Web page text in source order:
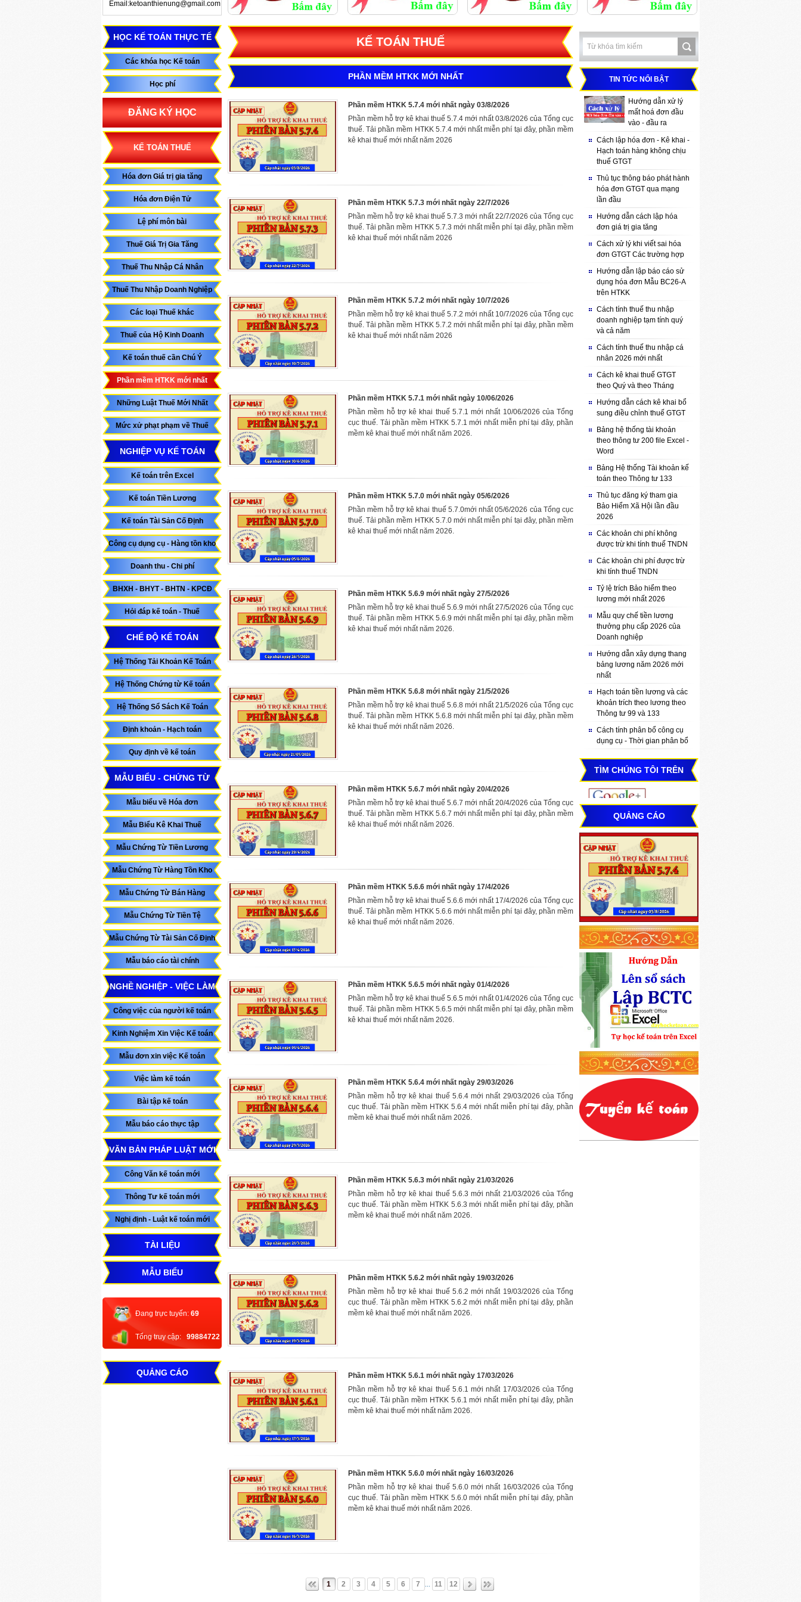
Email:ketoanthienung@gmail.com
HỌC KẾ TOÁN THỰC TẾ
Các khóa học Kế toán
Học phí
ĐĂNG KÝ HỌC
KẾ TOÁN THUẾ
Hóa đơn Giá trị gia tăng
Hóa đơn Điện Tử
Lệ phí môn bài
Thuế Giá Trị Gia Tăng
Thuế Thu Nhập Cá Nhân
Thuế Thu Nhập Doanh Nghiệp
Các loại Thuế khác
Thuế của Hộ Kinh Doanh
Kế toán thuế cần Chú Ý
Phần mềm HTKK mới nhất
Những Luật Thuế Mới Nhất
Mức xử phạt phạm về Thuế
NGHIỆP VỤ KẾ TOÁN
Kế toán trên Excel
Kế toán Tiền Lương
Kế toán Tài Sản Cố Định
Công cụ dụng cụ - Hàng tồn kho
Doanh thu - Chi phí
BHXH - BHYT - BHTN - KPCĐ
Hỏi đáp kế toán - Thuế
CHẾ ĐỘ KẾ TOÁN
Hệ Thống Tải Khoản Kế Toán
Hệ Thống Chứng từ Kế toán
Hệ Thống Sổ Sách Kế Toán
Định khoản - Hạch toán
Quy định về kế toán
MẪU BIỂU - CHỨNG TỪ
Mẫu biểu về Hóa đơn
Mẫu Biểu Kê Khai Thuế
Mẫu Chứng Từ Tiền Lương
Mẫu Chứng Từ Hàng Tồn Kho
Mẫu Chứng Từ Bán Hàng
Mẫu Chứng Từ Tiền Tệ
Mẫu Chứng Từ Tài Sản Cố Định
Mẫu báo cáo tài chính
NGHỀ NGHIỆP - VIỆC LÀM
Công việc của người kế toán
Kinh Nghiệm Xin Việc Kế toán
Mẫu đơn xin việc Kế toán
Việc làm kế toán
Bài tập kế toán
Mẫu báo cáo thực tập
VĂN BẢN PHÁP LUẬT MỚI
Công Văn kế toán mới
Thông Tư kế toán mới
Nghị định - Luật kế toán mới
TÀI LIỆU
MẪU BIỂU
Đang trực tuyến: 69
Tổng truy cập: 99884722
QUẢNG CÁO
KẾ TOÁN THUẾ
PHẦN MỀM HTKK MỚI NHẤT
Phần mềm HTKK 5.7.4 mới nhất ngày 03/8/2026
Phần mềm hỗ trợ kê khai thuế 5.7.4 mới nhất 03/8/2026 của Tổng cục
thuế. Tải phần mềm HTKK 5.7.4 mới nhất miễn phí tại đây, phần mềm
kê khai thuế mới nhất năm 2026
Phần mềm HTKK 5.7.3 mới nhất ngày 22/7/2026
Phần mềm hỗ trợ kê khai thuế 5.7.3 mới nhất 22/7/2026 của Tổng cục
thuế. Tải phần mềm HTKK 5.7.3 mới nhất miễn phí tại đây, phần mềm
kê khai thuế mới nhất năm 2026
Phần mềm HTKK 5.7.2 mới nhất ngày 10/7/2026
Phần mềm hỗ trợ kê khai thuế 5.7.2 mới nhất 10/7/2026 của Tổng cục
thuế. Tải phần mềm HTKK 5.7.2 mới nhất miễn phí tại đây, phần mềm
kê khai thuế mới nhất năm 2026
Phần mềm HTKK 5.7.1 mới nhất ngày 10/06/2026
Phần mềm hỗ trợ kê khai thuế 5.7.1 mới nhất 10/06/2026 của Tổng
cục thuế. Tải phần mềm HTKK 5.7.1 mới nhất miễn phí tại đây, phần
mềm kê khai thuế mới nhất năm 2026.
Phần mềm HTKK 5.7.0 mới nhất ngày 05/6/2026
Phần mềm hỗ trợ kê khai thuế 5.7.0mới nhất 05/6/2026 của Tổng cục
thuế. Tải phần mềm HTKK 5.7.0 mới nhất miễn phí tại đây, phần mềm
kê khai thuế mới nhất năm 2026.
Phần mềm HTKK 5.6.9 mới nhất ngày 27/5/2026
Phần mềm hỗ trợ kê khai thuế 5.6.9 mới nhất 27/5/2026 của Tổng cục
thuế. Tải phần mềm HTKK 5.6.9 mới nhất miễn phí tại đây, phần mềm
kê khai thuế mới nhất năm 2026.
Phần mềm HTKK 5.6.8 mới nhất ngày 21/5/2026
Phần mềm hỗ trợ kê khai thuế 5.6.8 mới nhất 21/5/2026 của Tổng cục
thuế. Tải phần mềm HTKK 5.6.8 mới nhất miễn phí tại đây, phần mềm
kê khai thuế mới nhất năm 2026.
Phần mềm HTKK 5.6.7 mới nhất ngày 20/4/2026
Phần mềm hỗ trợ kê khai thuế 5.6.7 mới nhất 20/4/2026 của Tổng cục
thuế. Tải phần mềm HTKK 5.6.7 mới nhất miễn phí tại đây, phần mềm
kê khai thuế mới nhất năm 2026.
Phần mềm HTKK 5.6.6 mới nhất ngày 17/4/2026
Phần mềm hỗ trợ kê khai thuế 5.6.6 mới nhất 17/4/2026 của Tổng cục
thuế. Tải phần mềm HTKK 5.6.6 mới nhất miễn phí tại đây, phần mềm
kê khai thuế mới nhất năm 2026.
Phần mềm HTKK 5.6.5 mới nhất ngày 01/4/2026
Phần mềm hỗ trợ kê khai thuế 5.6.5 mới nhất 01/4/2026 của Tổng cục
thuế. Tải phần mềm HTKK 5.6.5 mới nhất miễn phí tại đây, phần mềm
kê khai thuế mới nhất năm 2026.
Phần mềm HTKK 5.6.4 mới nhất ngày 29/03/2026
Phần mềm hỗ trợ kê khai thuế 5.6.4 mới nhất 29/03/2026 của Tổng
cục thuế. Tải phần mềm HTKK 5.6.4 mới nhất miễn phí tại đây, phần
mềm kê khai thuế mới nhất năm 2026.
Phần mềm HTKK 5.6.3 mới nhất ngày 21/03/2026
Phần mềm hỗ trợ kê khai thuế 5.6.3 mới nhất 21/03/2026 của Tổng
cục thuế. Tải phần mềm HTKK 5.6.3 mới nhất miễn phí tại đây, phần
mềm kê khai thuế mới nhất năm 2026.
Phần mềm HTKK 5.6.2 mới nhất ngày 19/03/2026
Phần mềm hỗ trợ kê khai thuế 5.6.2 mới nhất 19/03/2026 của Tổng
cục thuế. Tải phần mềm HTKK 5.6.2 mới nhất miễn phí tại đây, phần
mềm kê khai thuế mới nhất năm 2026.
Phần mềm HTKK 5.6.1 mới nhất ngày 17/03/2026
Phần mềm hỗ trợ kê khai thuế 5.6.1 mới nhất 17/03/2026 của Tổng
cục thuế. Tải phần mềm HTKK 5.6.1 mới nhất miễn phí tại đây, phần
mềm kê khai thuế mới nhất năm 2026.
Phần mềm HTKK 5.6.0 mới nhất ngày 16/03/2026
Phần mềm hỗ trợ kê khai thuế 5.6.0 mới nhất 16/03/2026 của Tổng
cục thuế. Tải phần mềm HTKK 5.6.0 mới nhất miễn phí tại đây, phần
mềm kê khai thuế mới nhất năm 2026.
1 2 3 4 5 6 7 11 12
TIN TỨC NỔI BẬT
Hướng dẫn xử lý
mất hoá đơn đầu
vào - đầu ra
Cách lập hóa đơn - Kê khai -
Hạch toán hàng không chịu
thuế GTGT
Thủ tục thông báo phát hành
hóa đơn GTGT qua mạng
lần đầu
Hướng dẫn cách lập hóa
đơn giá trị gia tăng
Cách xử lý khi viết sai hóa
đơn GTGT Các trường hợp
Hướng dẫn lập báo cáo sử
dụng hóa đơn Mẫu BC26-A
trên HTKK
Cách tính thuế thu nhập
doanh nghiệp tạm tính quý
và cả năm
Cách tính thuế thu nhập cá
nhân 2026 mới nhất
Cách kê khai thuế GTGT
theo Quý và theo Tháng
Hướng dẫn cách kê khai bổ
sung điều chỉnh thuế GTGT
Bảng hệ thống tài khoản
theo thông tư 200 file Excel -
Word
Bảng Hệ thống Tài khoản kế
toán theo Thông tư 133
Thủ tục đăng ký tham gia
Bảo Hiểm Xã Hội lần đầu
2026
Các khoản chi phí không
được trừ khi tính thuế TNDN
Các khoản chi phí được trừ
khi tính thuế TNDN
Tỷ lệ trích Bảo hiểm theo
lương mới nhất 2026
Mẫu quy chế tiền lương
thưởng phụ cấp 2026 của
Doanh nghiệp
Hướng dẫn xây dựng thang
bảng lương năm 2026 mới
nhất
Hạch toán tiền lương và các
khoản trích theo lương theo
Thông tư 99 và 133
Cách tính phân bổ công cụ
dụng cụ - Thời gian phân bổ
TÌM CHÚNG TÔI TRÊN
QUẢNG CÁO